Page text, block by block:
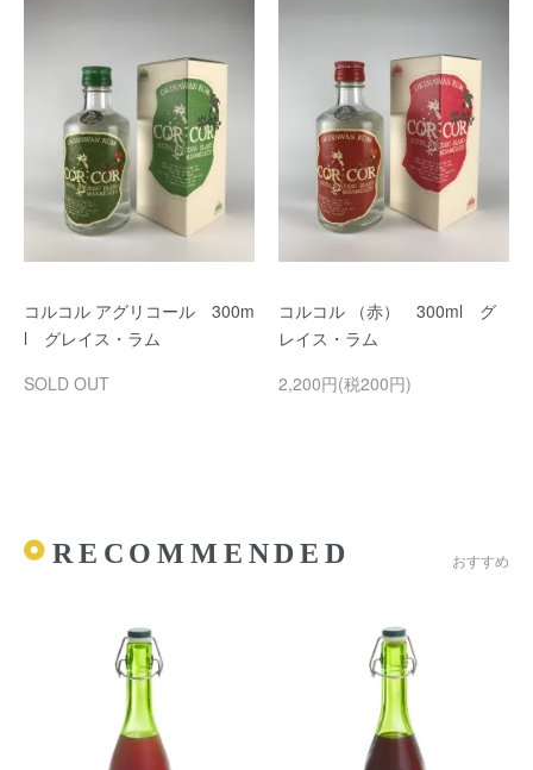
コルコル アグリコール 300m
l グレイス・ラム
SOLD OUT
コルコル （赤） 300ml グ
レイス・ラム
2,200円(税200円)
RECOMMENDED おすすめ